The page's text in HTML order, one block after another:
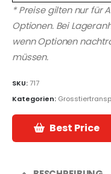
* Preise gilten nur für
Optionen. Bei
wenn Optionen
müssen.
SKU:717
Kategorien:
Best Price